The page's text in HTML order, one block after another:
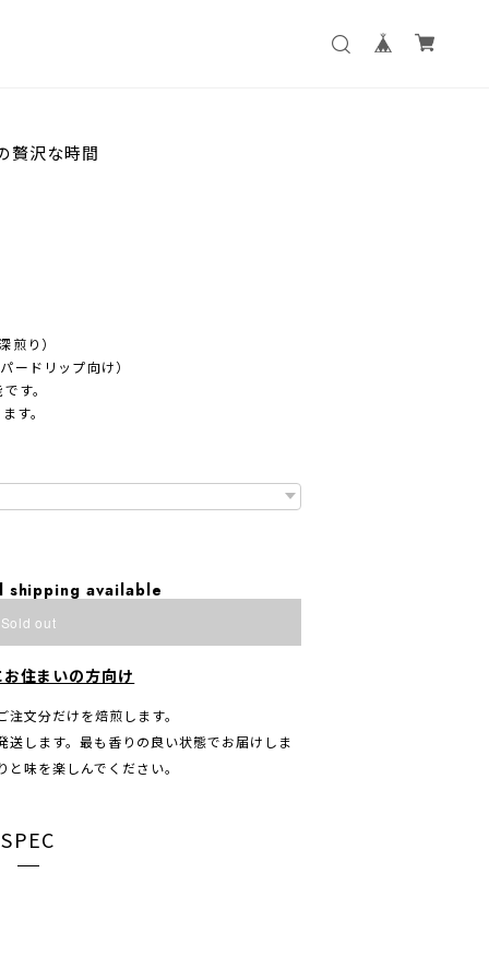
贅沢な時間
り）
ドリップ向け）
す。
す。
shipping available
Sold out
住まいの方向け
文分だけを焙煎します。
します。最も香りの良い状態でお届けしま
味を楽しんでください。
SPEC